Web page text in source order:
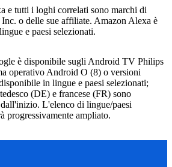
e tutti i loghi correlati sono marchi di
o delle sue affiliate. Amazon Alexa è
e paesi selezionati.
è disponibile sugli Android TV Philips
operativo Android O (8) o versioni
in lingue e paesi selezionati;
(DE) e francese (FR) sono
L'elenco di lingue/paesi
progressivamente ampliato.